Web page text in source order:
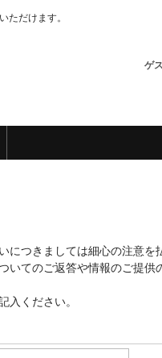
ただけます。
ゲ
つきましては細心の注意を
いてのご返答や情報のご提
入ください。